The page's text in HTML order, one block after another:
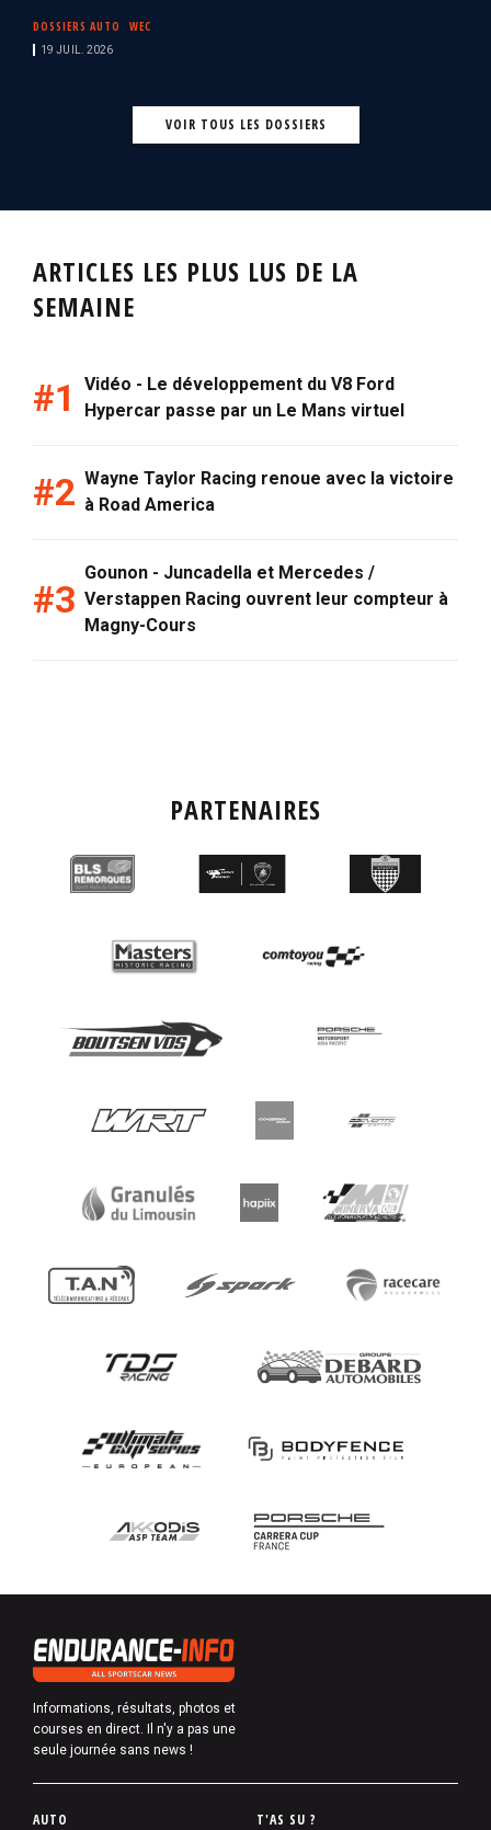
DOSSIERS AUTO WEC
19 JUIL. 2026
VOIR TOUS LES DOSSIERS
ARTICLES LES PLUS LUS DE LA
SEMAINE
Vidéo - Le développement du V8 Ford
Hypercar passe par un Le Mans virtuel
Wayne Taylor Racing renoue avec la victoire
à Road America
Gounon - Juncadella et Mercedes /
Verstappen Racing ouvrent leur compteur à
Magny-Cours
PARTENAIRES
Informations, résultats, photos et
courses en direct. Il n'y a pas une
seule journée sans news !
P
AUTO T'AS SU ?